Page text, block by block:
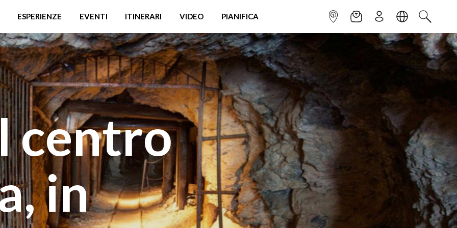
ESPERIENZE EVENTI ITINERARI VIDEO PIANIFICA INFOPOINTNEWSLETTER
ISCRIVITILINGUACERCA
centro
in